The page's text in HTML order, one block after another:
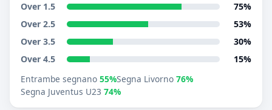
Over 1.5
75%
Over 2.5
53%
Over 3.5
30%
Over 4.5
15%
Entrambe segnano 55%Segna Livorno 76%
Segna Juventus U23 74%